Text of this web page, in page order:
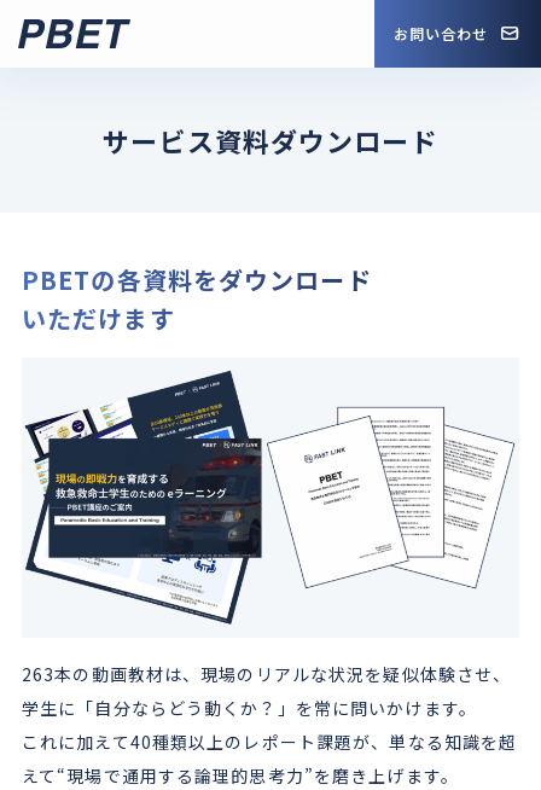
お問い合わせ
サービス資料ダウンロード
PBETの各資料をダウンロード
いただけます
263本の動画教材は、現場のリアルな状況を疑似体験させ、
学生に「自分ならどう動くか？」を常に問いかけます。
これに加えて40種類以上のレポート課題が、単なる知識を超
えて“現場で通用する論理的思考力”を磨き上げます。